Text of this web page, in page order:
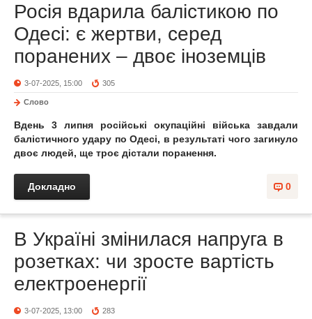
Росія вдарила балістикою по
Одесі: є жертви, серед
поранених – двоє іноземців
3-07-2025, 15:00 305
Слово
Вдень 3 липня російські окупаційні війська завдали
балістичного удару по Одесі, в результаті чого загинуло
двоє людей, ще троє дістали поранення.
0
Докладно
В Україні змінилася напруга в
розетках: чи зросте вартість
електроенергії
3-07-2025, 13:00 283